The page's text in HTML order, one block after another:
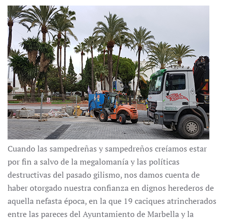
Cuando las sampedreñas y sampedreños creíamos estar
por fin a salvo de la megalomanía y las políticas
destructivas del pasado gilismo, nos damos cuenta de
haber otorgado nuestra confianza en dignos herederos de
aquella nefasta época, en la que 19 caciques atrincherados
entre las pareces del Ayuntamiento de Marbella y la